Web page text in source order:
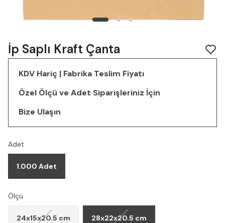
İp Saplı Kraft Çanta
KDV Hariç | Fabrika Teslim Fiyatı
Özel Ölçü ve Adet Siparişleriniz İçin
Bize Ulaşın
Adet
1.000 Adet
Ölçü
24x15x20.5 cm 28x22x20.5 cm